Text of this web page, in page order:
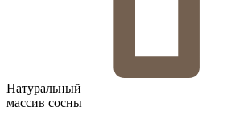
Натуральный
массив сосны